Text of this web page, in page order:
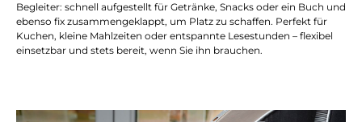
Begleiter: schnell aufgestellt für Getränke, Snacks oder ein Buch und
ebenso fix zusammengeklappt, um Platz zu schaffen. Perfekt für
Kuchen, kleine Mahlzeiten oder entspannte Lesestunden – flexibel
einsetzbar und stets bereit, wenn Sie ihn brauchen.